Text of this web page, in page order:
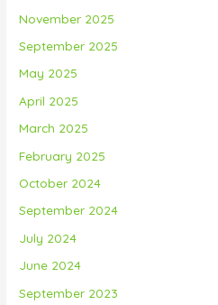
November 2025
September 2025
May 2025
April 2025
March 2025
February 2025
October 2024
September 2024
July 2024
June 2024
September 2023